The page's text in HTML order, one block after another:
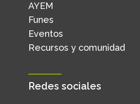
AYEM
Funes
Eventos
Recursos y comunidad
Redes sociales